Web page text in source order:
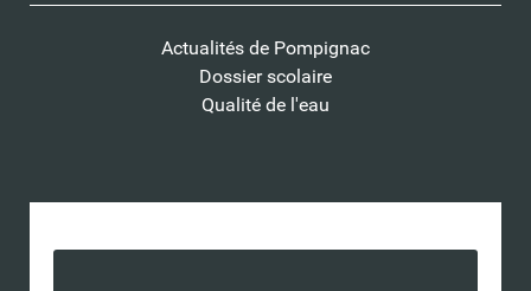
Actualités de Pompignac
Dossier scolaire
Qualité de l'eau